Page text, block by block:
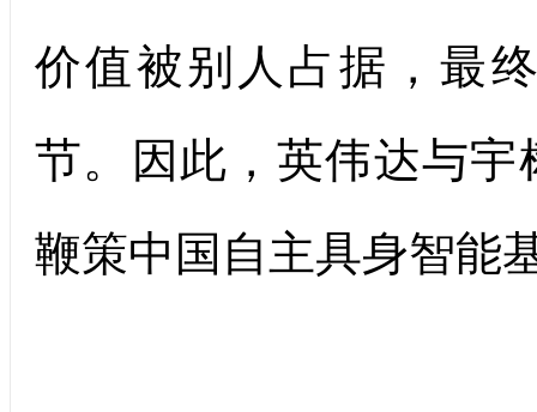
价值被别人占据，最
节。因此，英伟达与
鞭策中国自主具身智能